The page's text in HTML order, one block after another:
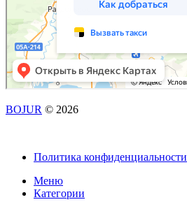
BOJUR © 2026
Политика конфиденциальности
Меню
Категории